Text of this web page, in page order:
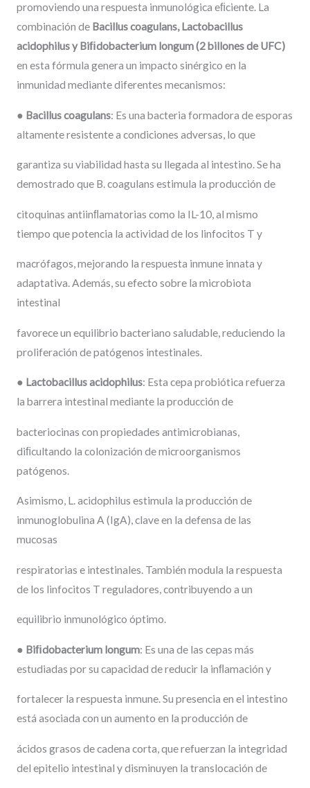
promoviendo una respuesta inmunológica eﬁciente. La
combinación de Bacilluscoagulans, Lactobacillus
acidophilusy Biﬁdobacterium longum(2billonesde UFC)
en esta fórmula genera un impacto sinérgico en la
inmunidad mediante diferentes mecanismos:
● Bacilluscoagulans: Es una bacteria formadora de esporas
altamente resistente a condiciones adversas, lo que
garantiza su viabilidad hasta su llegada al intestino. Se ha
demostrado que B. coagulans estimula la producción de
citoquinas antiinﬂamatorias como la IL-10, al mismo
tiempo que potencia la actividad de los linfocitos T y
macrófagos, mejorando la respuesta inmune innata y
adaptativa. Además, su efecto sobre la microbiota
intestinal
favorece un equilibrio bacteriano saludable, reduciendo la
proliferación de patógenos intestinales.
● Lactobacillusacidophilus: Esta cepa probiótica refuerza
la barrera intestinal mediante la producción de
bacteriocinas con propiedades antimicrobianas,
diﬁcultando la colonización de microorganismos
patógenos.
Asimismo, L. acidophilus estimula la producción de
inmunoglobulina A (IgA), clave en la defensa de las
mucosas
respiratorias e intestinales. También modula la respuesta
de los linfocitos T reguladores, contribuyendo a un
equilibrio inmunológico óptimo.
● Biﬁdobacterium longum: Es una de las cepas más
estudiadas por su capacidad de reducir la inﬂamación y
fortalecer la respuesta inmune. Su presencia en el intestino
está asociada con un aumento en la producción de
ácidos grasos de cadena corta, que refuerzan la integridad
del epitelio intestinal y disminuyen la translocación de